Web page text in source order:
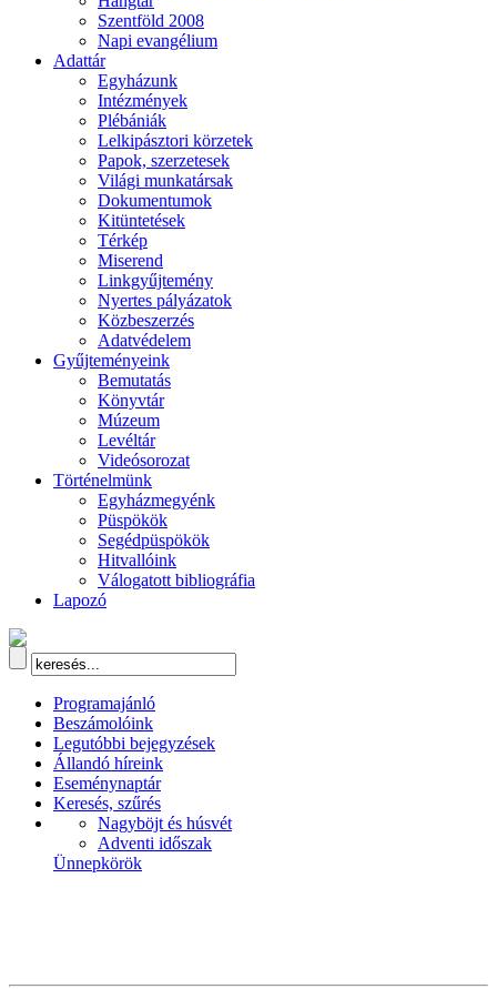
Szentföld 2008
Napi evangélium
Adattár
Egyházunk
Intézmények
Plébániák
Lelkipásztori körzetek
Papok, szerzetesek
Világi munkatársak
Dokumentumok
Kitüntetések
Térkép
Miserend
Linkgyűjtemény
Nyertes pályázatok
Közbeszerzés
Adatvédelem
Gyűjteményeink
Bemutatás
Könyvtár
Múzeum
Levéltár
Videósorozat
Történelmünk
Egyházmegyénk
Püspökök
Segédpüspökök
Hitvallóink
Válogatott bibliográfia
Lapozó
Programajánló
Beszámolóink
Legutóbbi bejegyzések
Állandó híreink
Eseménynaptár
Keresés, szűrés
Nagyböjt és húsvét
Adventi időszak
Ünnepkörök